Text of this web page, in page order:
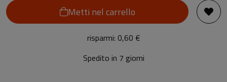
Metti nel carrello
risparmi: 0,60 €
Spedito in 7 giorni